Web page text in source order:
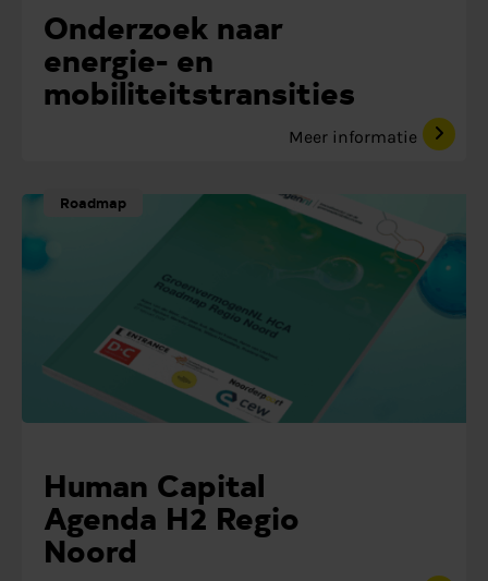
Onderzoek naar
energie- en
mobiliteitstransities
Meer informatie
Roadmap
Human Capital
Agenda H2 Regio
Noord